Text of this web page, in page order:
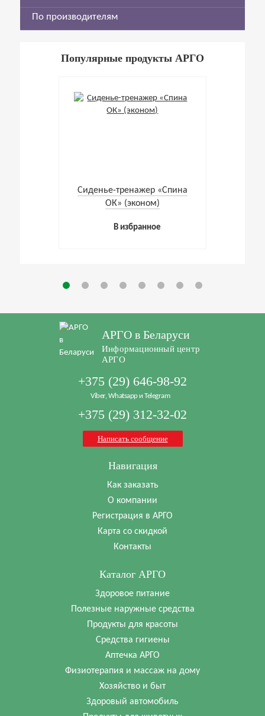
По производителям
Популярные продукты АРГО
Cиденье-тренажер «Спина
ОК» (эконом)
В избранное
АРГО в Беларуси
Информационный центр
АРГО
+375 (29) 646-98-92
Viber, Whatsapp и Telegram
+375 (29) 312-32-02
Написать сообщение
Навигация
Как заказать
О компании
Регистрация в АРГО
Карта со скидкой
Контакты
Каталог АРГО
Здоровое питание
Полезные наружные средства
Продукты для красоты
Средства гигиены
Аптечка АРГО
Физиотерапия и массаж на дому
Хозяйство и быт
Здоровый автомобиль